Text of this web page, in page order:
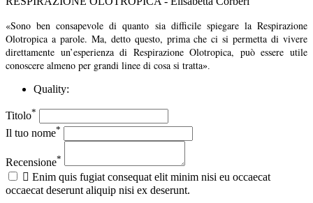
«Sono ben consapevole di quanto sia difficile spiegare la Respirazione
Olotropica a parole. Ma, detto questo, prima che ci si permetta di vivere
direttamente un’esperienza di Respirazione Olotropica, può essere utile
conoscere almeno per grandi linee di cosa si tratta».
Quality:
Titolo*
Il tuo nome*
Recensione*
 Enim quis fugiat consequat elit minim nisi eu occaecat
occaecat deserunt aliquip nisi ex deserunt.